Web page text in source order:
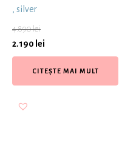
, silver
4.890lei
2.190 lei
CITEȘTE MAI MULT